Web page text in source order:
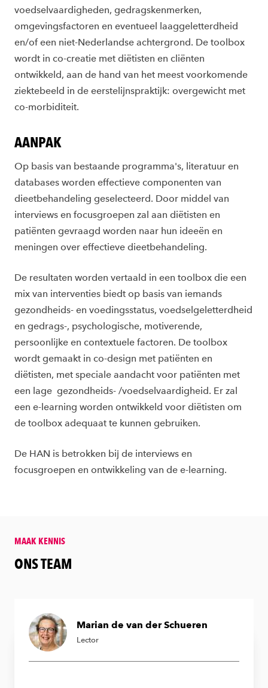
voedselvaardigheden, gedragskenmerken,
omgevingsfactoren en eventueel laaggeletterdheid
en/of een niet-Nederlandse achtergrond. De toolbox
wordt in co-creatie met diëtisten en cliënten
ontwikkeld, aan de hand van het meest voorkomende
ziektebeeld in de eerstelijnspraktijk: overgewicht met
co-morbiditeit.
AANPAK
Op basis van bestaande programma's, literatuur en
databases worden effectieve componenten van
dieetbehandeling geselecteerd. Door middel van
interviews en focusgroepen zal aan diëtisten en
patiënten gevraagd worden naar hun ideeën en
meningen over effectieve dieetbehandeling.
De resultaten worden vertaald in een toolbox die een
mix van interventies biedt op basis van iemands
gezondheids- en voedingsstatus, voedselgeletterdheid
en gedrags-, psychologische, motiverende,
persoonlijke en contextuele factoren. De toolbox
wordt gemaakt in co-design met patiënten en
diëtisten, met speciale aandacht voor patiënten met
een lage gezondheids- /voedselvaardigheid. Er zal
een e-learning worden ontwikkeld voor diëtisten om
de toolbox adequaat te kunnen gebruiken.
De HAN is betrokken bij de interviews en
focusgroepen en ontwikkeling van de e-learning.
MAAK KENNIS
&amp;nbsp;
ONS TEAM
Marian de van der Schueren
Lector